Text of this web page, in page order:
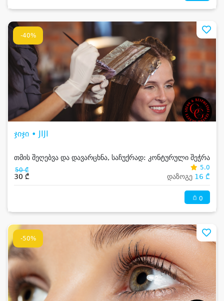
-40%
ჯიჯი • JIJI
თმის შეღებვა და დავარცხნა, საჩუქრად: კონტურული შეჭრა
50 ₾
30 ₾
5.0
დაზოგე 16 ₾
0
-50%